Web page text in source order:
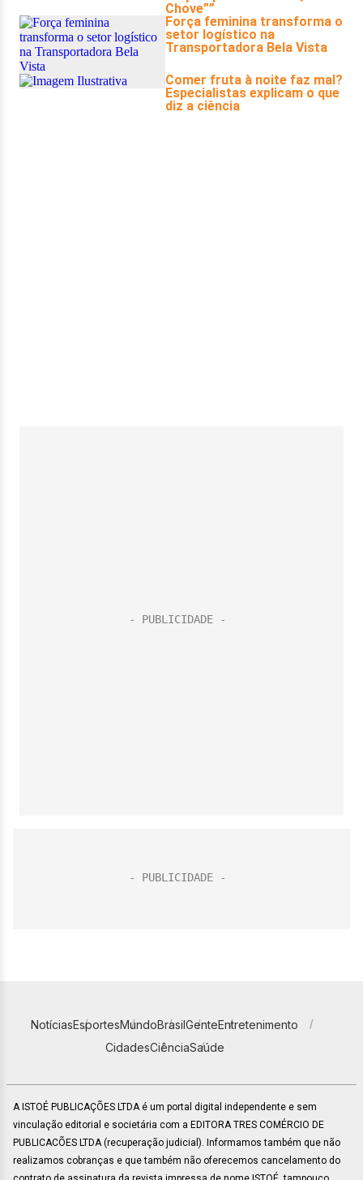
NotíciasEsportesMundoBrasilGenteEntretenimento
CidadesCiênciaSaúde
A ISTOÉ PUBLICAÇÕES LTDA é um portal digital independente e sem
vinculação editorial e societária com a EDITORA TRES COMÉRCIO DE
PUBLICACÕES LTDA (recuperação judicial). Informamos também que não
realizamos cobranças e que também não oferecemos cancelamento do